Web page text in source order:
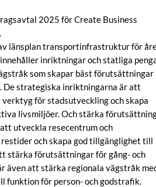
2025 för Create Business
länsplan transportinfrastruktur för
inriktningar och statliga
som skapar bäst förutsättningar
De strategiska inriktningarna är att
för stadsutveckling och skapa
livsmiljöer. Och stärka
utveckla resecentrum och
och skapa god tillgänglighet till
stärka förutsättningar för gång- och
även att stärka regionala vägstråk
funktion för person- och godstrafik.